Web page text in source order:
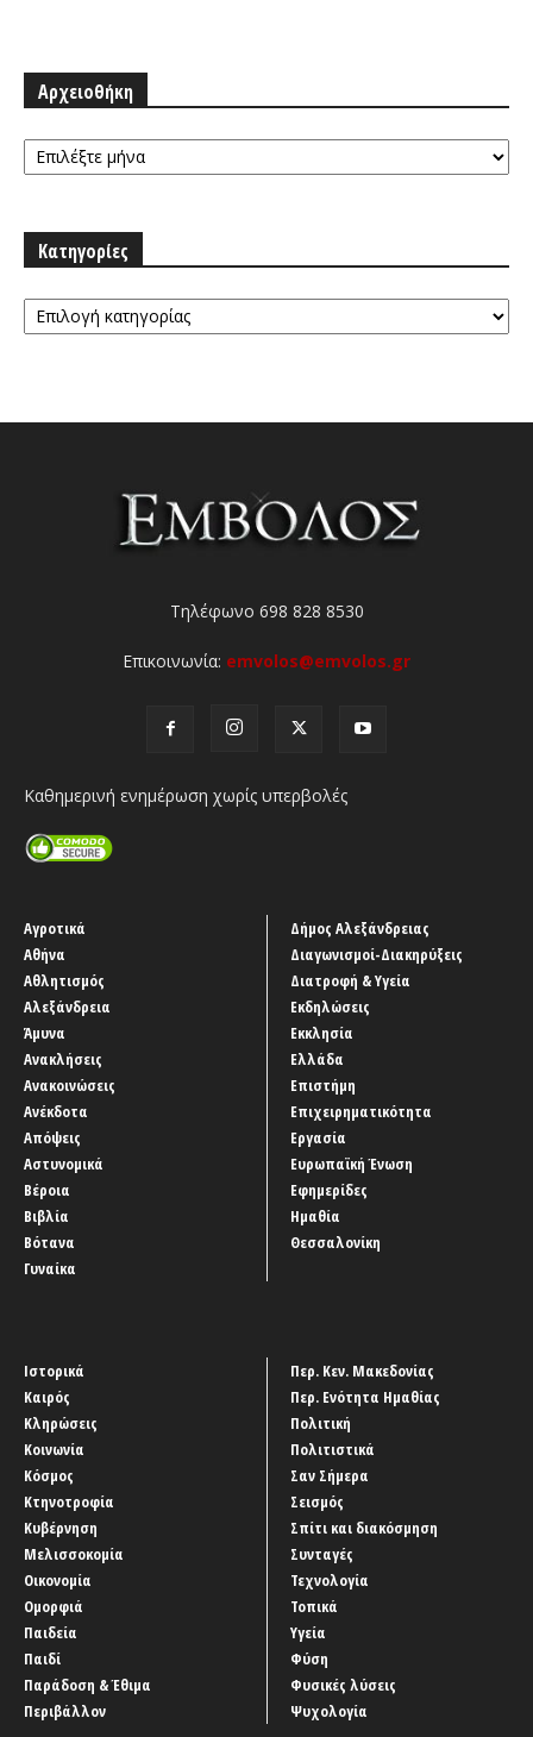
Αρχειοθήκη
Αρχειοθήκη
Κατηγορίες
Κατηγορίες
Τηλέφωνο 698 828 8530
Επικοινωνία: emvolos@emvolos.gr
Καθημερινή ενημέρωση χωρίς υπερβολές
Αγροτικά
Αθήνα
Αθλητισμός
Αλεξάνδρεια
Άμυνα
Ανακλήσεις
Ανακοινώσεις
Ανέκδοτα
Απόψεις
Αστυνομικά
Βέροια
Βιβλία
Βότανα
Γυναίκα
Δήμος Αλεξάνδρειας
Διαγωνισμοί-Διακηρύξεις
Διατροφή & Υγεία
Εκδηλώσεις
Εκκλησία
Ελλάδα
Επιστήμη
Επιχειρηματικότητα
Εργασία
Ευρωπαϊκή Ένωση
Εφημερίδες
Ημαθία
Θεσσαλονίκη
Ιστορικά
Καιρός
Κληρώσεις
Κοινωνία
Κόσμος
Κτηνοτροφία
Κυβέρνηση
Μελισσοκομία
Οικονομία
Ομορφιά
Παιδεία
Παιδί
Παράδοση & Έθιμα
Περιβάλλον
Περ. Κεν. Μακεδονίας
Περ. Ενότητα Ημαθίας
Πολιτική
Πολιτιστικά
Σαν Σήμερα
Σεισμός
Σπίτι και διακόσμηση
Συνταγές
Τεχνολογία
Τοπικά
Υγεία
Φύση
Φυσικές λύσεις
Ψυχολογία